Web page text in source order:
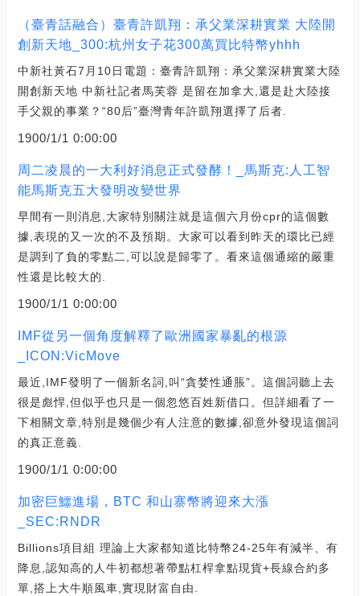
（臺青話融合）臺青許凱翔：承父業深耕實業 大陸開
創新天地_300:杭州女子花300萬買比特幣yhhh
中新社黃石7月10日電題：臺青許凱翔：承父業深耕實業大陸
開創新天地 中新社記者馬芙蓉 是留在加拿大,還是赴大陸接
手父親的事業？“80后”臺灣青年許凱翔選擇了后者.
1900/1/1 0:00:00
周二凌晨的一大利好消息正式發酵！_馬斯克:人工智
能馬斯克五大發明改變世界
早間有一則消息,大家特別關注就是這個六月份cpr的這個數
據,表現的又一次的不及預期。大家可以看到昨天的環比已經
是調到了負的零點二,可以說是歸零了。看來這個通縮的嚴重
性還是比較大的.
1900/1/1 0:00:00
IMF從另一個角度解釋了歐洲國家暴亂的根源
_ICON:VicMove
最近,IMF發明了一個新名詞,叫“貪婪性通脹”。這個詞聽上去
很是彪悍,但似乎也只是一個忽悠百姓新借口。但詳細看了一
下相關文章,特別是幾個少有人注意的數據,卻意外發現這個詞
的真正意義.
1900/1/1 0:00:00
加密巨鱷進場，BTC 和山寨幣將迎來大漲
_SEC:RNDR
Billions項目組 理論上大家都知道比特幣24-25年有減半、有
降息,認知高的人牛初都想著帶點杠桿拿點現貨+長線合約多
單,搭上大牛順風車,實現財富自由.